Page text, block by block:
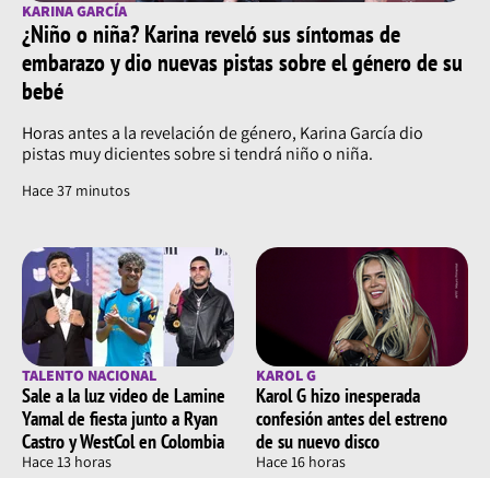
KARINA GARCÍA
¿Niño o niña? Karina reveló sus síntomas de
embarazo y dio nuevas pistas sobre el género de su
bebé
Horas antes a la revelación de género, Karina García dio
pistas muy dicientes sobre si tendrá niño o niña.
Hace 37 minutos
TALENTO NACIONAL
Sale a la luz video de Lamine
Yamal de fiesta junto a Ryan
Castro y WestCol en Colombia
Hace 13 horas
KAROL G
Karol G hizo inesperada
confesión antes del estreno
de su nuevo disco
Hace 16 horas